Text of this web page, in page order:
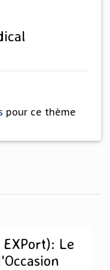
pour ce thème
EXPort): Le